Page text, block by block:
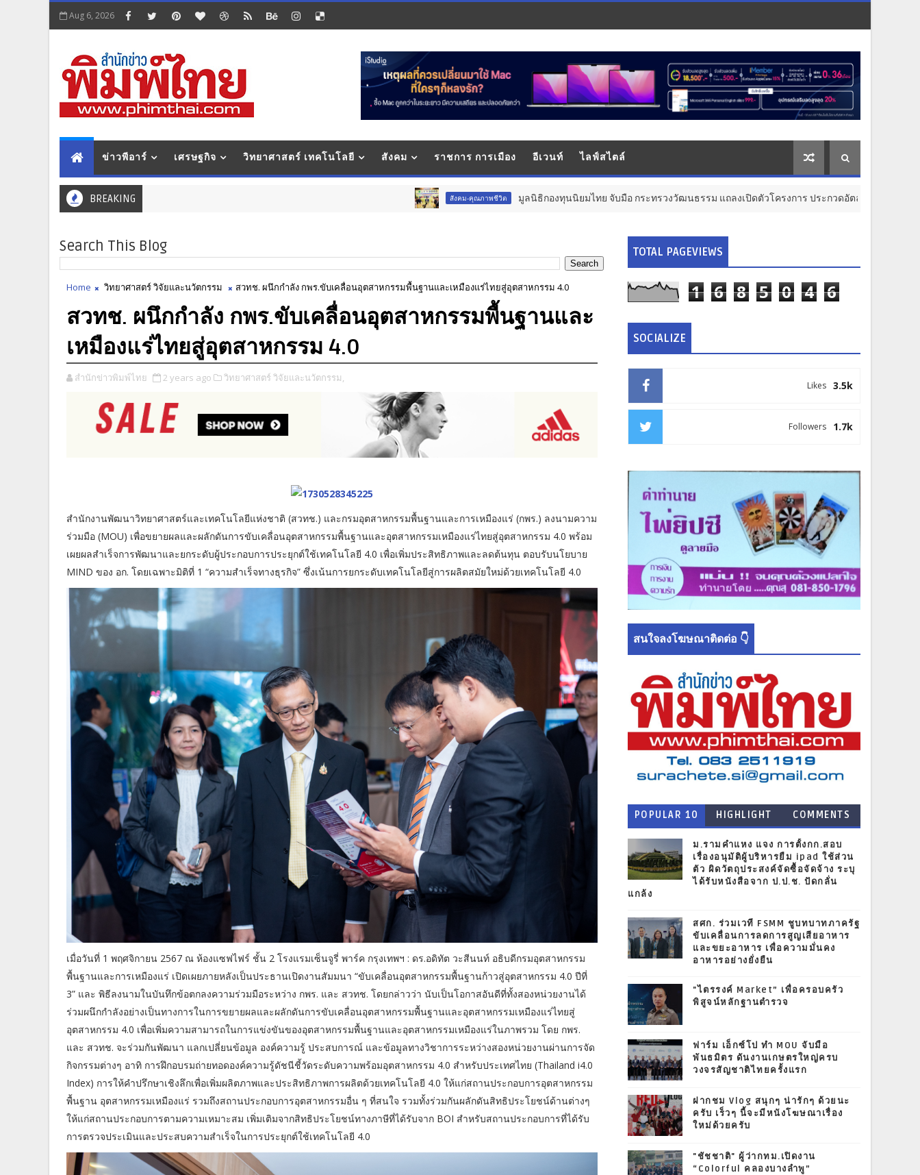
Aug 6, 2026
ข่าวพีอาร์ เศรษฐกิจ วิทยาศาสตร์ เทคโนโลยี สังคม ราชการ การเมือง อีเวนท์ ไลฟ์สไตล์
BREAKING สังคม-คุณภาพชีวิต มูลนิธิกองทุนนิยมไทย จับมือ กระทรวงวัฒนธรรม แถลงเปิดตัวโครงการ ประกวดอัตลักษณ์อาหารภูมิภาค "รสถิ่นไทย
Search This Blog
Home วิทยาศาสตร์ วิจัยและนวัตกรรม สวทช. ผนึกกำลัง กพร.ขับเคลื่อนอุตสาหกรรมพื้นฐานและเหมืองแร่ไทยสู่อุตสาหกรรม 4.0
สวทช. ผนึกกำลัง กพร.ขับเคลื่อนอุตสาหกรรมพื้นฐานและ
เหมืองแร่ไทยสู่อุตสาหกรรม 4.0
สำนักข่าวพิมพ์ไทย 2 years ago วิทยาศาสตร์ วิจัยและนวัตกรรม,
สำนักงานพัฒนาวิทยาศาสตร์และเทคโนโลยีแห่งชาติ (สวทช.) และกรมอุตสาหกรรมพื้นฐานและการเหมืองแร่ (กพร.) ลงนามความ
ร่วมมือ (MOU) เพื่อขยายผลและผลักดันการขับเคลื่อนอุตสาหกรรมพื้นฐานและอุตสาหกรรมเหมืองแร่ไทยสู่อุตสาหกรรม 4.0 พร้อม
เผยผลสำเร็จการพัฒนาและยกระดับผู้ประกอบการประยุกต์ใช้เทคโนโลยี 4.0 เพื่อเพิ่มประสิทธิภาพและลดต้นทุน ตอบรับนโยบาย
MIND ของ อก. โดยเฉพาะมิติที่ 1 “ความสำเร็จทางธุรกิจ” ซึ่งเน้นการยกระดับเทคโนโลยีสู่การผลิตสมัยใหม่ด้วยเทคโนโลยี 4.0
เมื่อวันที่ 1 พฤศจิกายน 2567 ณ ห้องแซฟไฟร์ ชั้น 2 โรงแรมเซ็นจูรี่ พาร์ค กรุงเทพฯ : ดร.อดิทัต วะสีนนท์ อธิบดีกรมอุตสาหกรรม
พื้นฐานและการเหมืองแร่ เปิดเผยภายหลังเป็นประธานเปิดงานสัมมนา “ขับเคลื่อนอุตสาหกรรมพื้นฐานก้าวสู่อุตสาหกรรม 4.0 ปีที่
3” และ พิธีลงนามในบันทึกข้อตกลงความร่วมมือระหว่าง กพร. และ สวทช. โดยกล่าวว่า นับเป็นโอกาสอันดีที่ทั้งสองหน่วยงานได้
ร่วมผนึกกำลังอย่างเป็นทางการในการขยายผลและผลักดันการขับเคลื่อนอุตสาหกรรมพื้นฐานและอุตสาหกรรมเหมืองแร่ไทยสู่
อุตสาหกรรม 4.0 เพื่อเพิ่มความสามารถในการแข่งขันของอุตสาหกรรมพื้นฐานและอุตสาหกรรมเหมืองแร่ในภาพรวม โดย กพร.
และ สวทช. จะร่วมกันพัฒนา แลกเปลี่ยนข้อมูล องค์ความรู้ ประสบการณ์ และข้อมูลทางวิชาการระหว่างสองหน่วยงานผ่านการจัด
กิจกรรมต่างๆ อาทิ การฝึกอบรมถ่ายทอดองค์ความรู้ดัชนีชี้วัดระดับความพร้อมอุตสาหกรรม 4.0 สำหรับประเทศไทย (Thailand i4.0
Index) การให้คำปรึกษาเชิงลึกเพื่อเพิ่มผลิตภาพและประสิทธิภาพการผลิตด้วยเทคโนโลยี 4.0 ให้แก่สถานประกอบการอุตสาหกรรม
พื้นฐาน อุตสาหกรรมเหมืองแร่ รวมถึงสถานประกอบการอุตสาหกรรมอื่น ๆ ที่สนใจ รวมทั้งร่วมกันผลักดันสิทธิประโยชน์ด้านต่างๆ
ให้แก่สถานประกอบการตามความเหมาะสม เพิ่มเติมจากสิทธิประโยชน์ทางภาษีที่ได้รับจาก BOI สำหรับสถานประกอบการที่ได้รับ
การตรวจประเมินและประสบความสำเร็จในการประยุกต์ใช้เทคโนโลยี 4.0
TOTAL PAGEVIEWS
1 6 8 5 0 4 6
SOCIALIZE
3.5k
Likes
1.7k
Followers
สนใจลงโฆษณาติดต่อ 👇
POPULAR 10
HIGHLIGHT
COMMENTS
ม.รามคำแหง แจง การตั้งกก.สอบ
เรื่องอนุมัติผู้บริหารยืม ipad ใช้ส่วน
ตัว ผิดวัตถุประสงค์จัดซื้อจัดจ้าง ระบุ
ได้รับหนังสือจาก ป.ป.ช. ปัดกลั่น
แกล้ง
สศก. ร่วมเวที FSMM ชูบทบาทภาครัฐ
ขับเคลื่อนการลดการสูญเสียอาหาร
และขยะอาหาร เพื่อความมั่นคง
อาหารอย่างยั่งยืน
"ไตรรงค์ Market” เพื่อครอบครัว
พิสูจน์หลักฐานตำรวจ
ฟาร์ม เอ็กซ์โป ทำ MOU จับมือ
พันธมิตร ดันงานเกษตรใหญ่ครบ
วงจรสัญชาติไทยครั้งแรก
ฝากชม Vlog สนุกๆ น่ารักๆ ด้วยนะ
ครับ เร็วๆ นี้จะมีหนังโฆษณาเรื่อง
ใหม่ด้วยครับ
"ชัชชาติ" ผู้ว่ากทม.เปิดงาน
“Colorful คลองบางลำพู”